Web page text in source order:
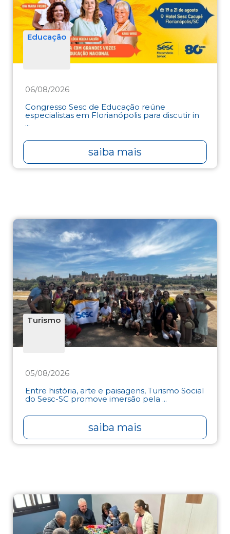
Educação
06/08/2026
Congresso Sesc de Educação reúne
especialistas em Florianópolis para discutir in
...
saiba mais
Turismo
05/08/2026
Entre história, arte e paisagens, Turismo Social
do Sesc-SC promove imersão pela ...
saiba mais